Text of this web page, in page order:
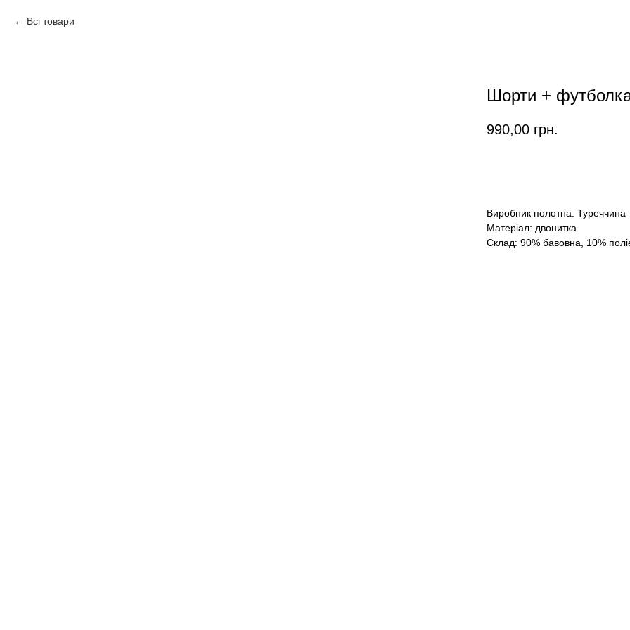
Всі товари
Шорти +
990,00 грн.
Виробник полотна: Туреччина
Матеріал: двонитка
Склад: 90% бавовна, 10%